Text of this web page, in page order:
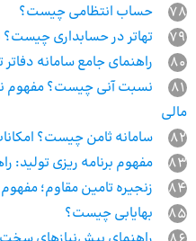
78
حساب انتظامی چیست؟
79
تهاتر در حسابداری
80
راهنمای جامع سامانه دفاتر تجاری
81
نسبت آنی چیست؟ مفهوم
مالی
82
سامانه ثامن چیست؟
83
مفهوم برنامه‌ ریزی تولید:
84
زنجیره تامین مقاوم؛
85
بهایابی چیست؟